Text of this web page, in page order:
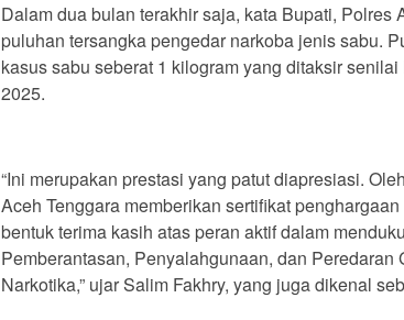
Dalam dua bulan terakhir saja, kata Bupati, Polres
puluhan tersangka pengedar narkoba jenis sabu.
kasus sabu seberat 1 kilogram yang ditaksir
2025.
“Ini merupakan prestasi yang patut diapresiasi.
Aceh Tenggara memberikan sertifikat
bentuk terima kasih atas peran aktif dalam
Pemberantasan, Penyalahgunaan, dan Peredaran
Narkotika,” ujar Salim Fakhry, yang juga dikenal